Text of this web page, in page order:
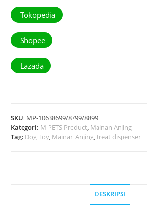
Tokopedia
Shopee
Lazada
SKU: MP-10638699/8799/8899
Kategori: M-PETS Product, Mainan Anjing
Tag: Dog Toy, Mainan Anjing,treat dispenser
DESKRIPSI